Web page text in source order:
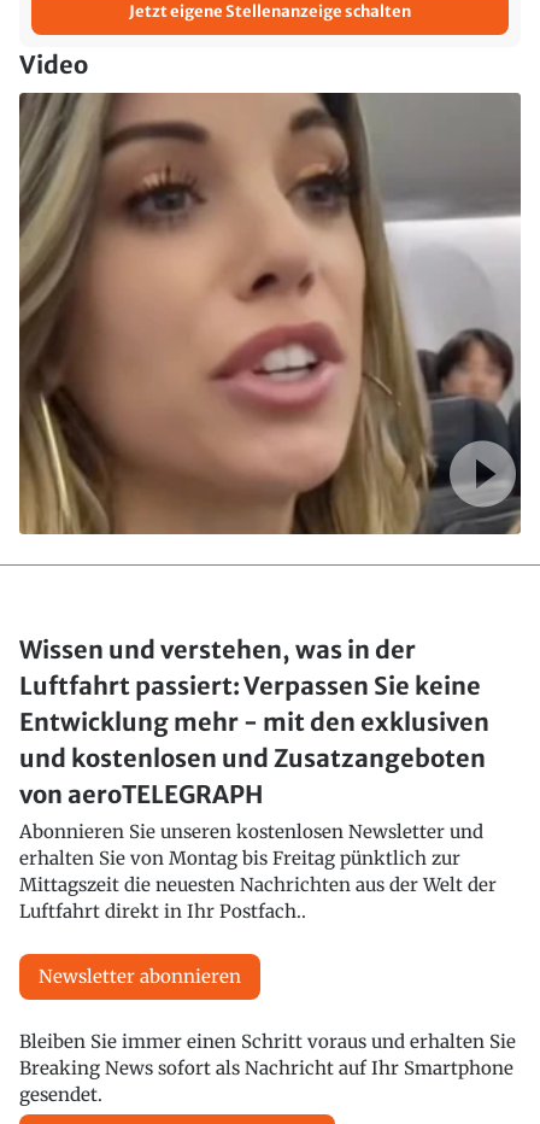
Jetzt eigene Stellenanzeige schalten
Video
Wissen und verstehen, was in der
Luftfahrt passiert: Verpassen Sie keine
Entwicklung mehr - mit den exklusiven
und kostenlosen und Zusatzangeboten
von aeroTELEGRAPH
Abonnieren Sie unseren kostenlosen Newsletter und
erhalten Sie von Montag bis Freitag pünktlich zur
Mittagszeit die neuesten Nachrichten aus der Welt der
Luftfahrt direkt in Ihr Postfach..
Newsletter abonnieren
Bleiben Sie immer einen Schritt voraus und erhalten Sie
Breaking News sofort als Nachricht auf Ihr Smartphone
gesendet.